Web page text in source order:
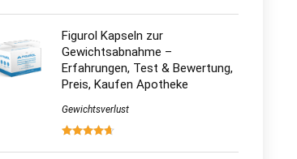
Figurol Kapseln zur
Gewichtsabnahme –
Erfahrungen, Test & Bewertung,
Preis, Kaufen Apotheke
Gewichtsverlust